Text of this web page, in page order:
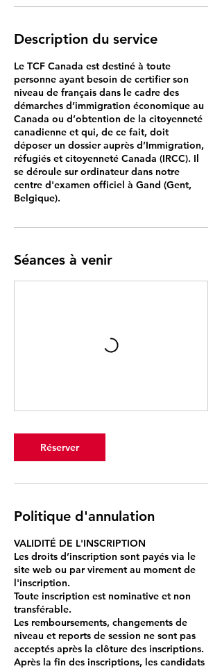
Description du service
Le TCF Canada est destiné à toute
personne ayant besoin de certifier son
niveau de français dans le cadre des
démarches d’immigration économique au
Canada ou d’obtention de la citoyenneté
canadienne et qui, de ce fait, doit
déposer un dossier auprès d’Immigration,
réfugiés et citoyenneté Canada (IRCC). Il
se déroule sur ordinateur dans notre
centre d'examen officiel à Gand (Gent,
Belgique).
Séances à venir
Réserver
Politique d'annulation
VALIDITÉ DE L'INSCRIPTION
Les droits d’inscription sont payés via le
site web ou par virement au moment de
l'inscription.
Toute inscription est nominative et non
transférable.
Les remboursements, changements de
niveau et reports de session ne sont pas
acceptés après la clôture des inscriptions.
Après la fin des inscriptions, les candidats